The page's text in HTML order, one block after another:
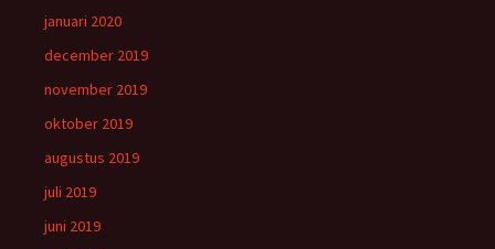
januari 2020
december 2019
november 2019
oktober 2019
augustus 2019
juli 2019
juni 2019